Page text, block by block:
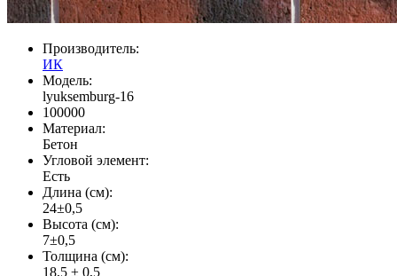
Производитель:
ИК
Модель:
lyuksemburg-16
100000
Материал:
Бетон
Угловой элемент:
Есть
Длина (см):
24±0,5
Высота (см):
7±0,5
Толщина (см):
18,5 ± 0,5